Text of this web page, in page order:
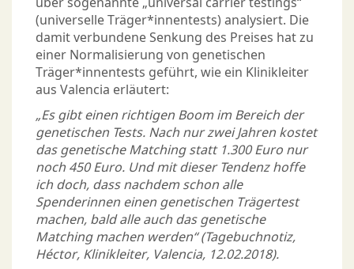
(universelle Träger*innentests) analysiert. Die
damit verbundene Senkung des Preises hat zu
einer Normalisierung von genetischen
Träger*innentests geführt, wie ein Klinikleiter
aus Valencia erläutert:
„Es gibt einen richtigen Boom im Bereich der
genetischen Tests. Nach nur zwei Jahren kostet
das genetische Matching statt 1.300 Euro nur
noch 450 Euro. Und mit dieser Tendenz hoffe
ich doch, dass nachdem schon alle
Spenderinnen einen genetischen Trägertest
machen, bald alle auch das genetische
Matching machen werden“ (Tagebuchnotiz,
Héctor, Klinikleiter, Valencia, 12.02.2018).